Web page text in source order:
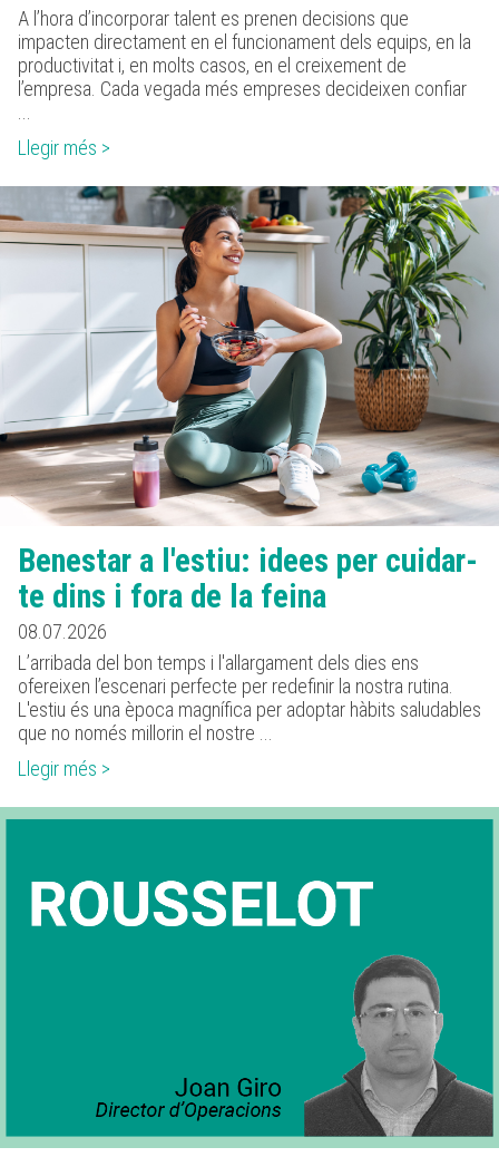
A l’hora d’incorporar talent es prenen decisions que
impacten directament en el funcionament dels equips, en la
productivitat i, en molts casos, en el creixement de
l’empresa. Cada vegada més empreses decideixen confiar
Llegir més >
Benestar a l'estiu: idees per cuidar-
te dins i fora de la feina
08.07.2026
L’arribada del bon temps i l'allargament dels dies ens
ofereixen l’escenari perfecte per redefinir la nostra rutina.
L'estiu és una època magnífica per adoptar hàbits saludables
que no només millorin el nostre ...
Llegir més >